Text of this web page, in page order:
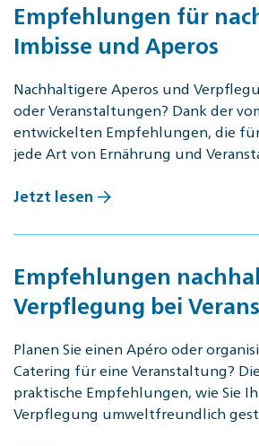
Empfehlungen für
Imbisse und Aperos
Nachhaltigere Aperos und
oder Veranstaltungen? Dank der
entwickelten Empfehlungen, die
jede Art von Ernährung und
Jetzt lesen
Empfehlungen
Verpflegung bei
Planen Sie einen Apéro oder
Catering für eine Veranstaltung?
praktische Empfehlungen, wie Sie
Verpflegung umweltfreundlich